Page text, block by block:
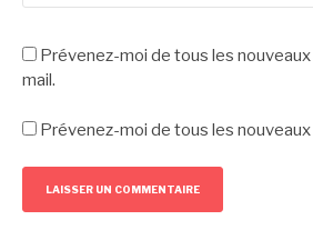
Prévenez-moi de tous les
mail.
Prévenez-moi de tous les